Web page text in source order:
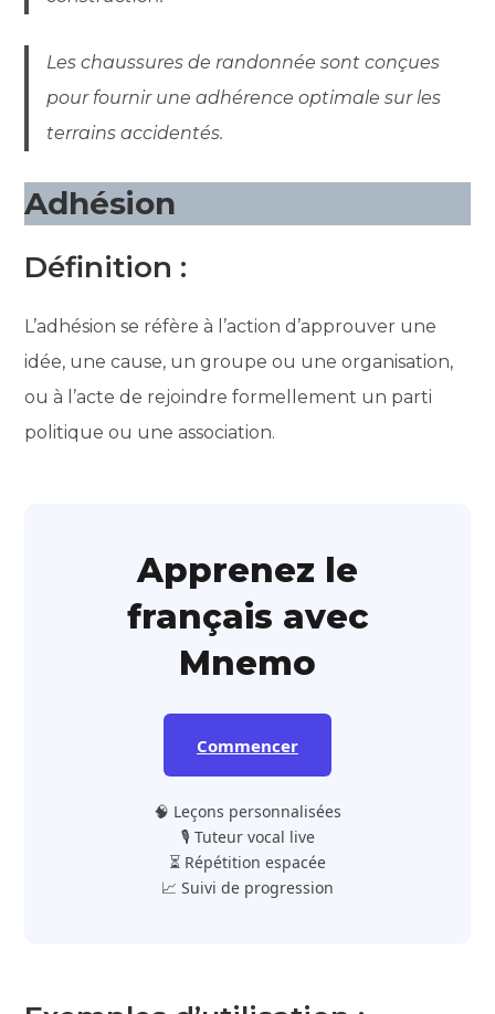
Les chaussures de randonnée sont conçues
pour fournir une adhérence optimale sur les
terrains accidentés.
Adhésion
Définition :
L’adhésion se réfère à l’action d’approuver une
idée, une cause, un groupe ou une organisation,
ou à l’acte de rejoindre formellement un parti
politique ou une association.
Apprenez le
français avec
Mnemo
Commencer
🧠 Leçons personnalisées
🎙️ Tuteur vocal live
⏳ Répétition espacée
📈 Suivi de progression